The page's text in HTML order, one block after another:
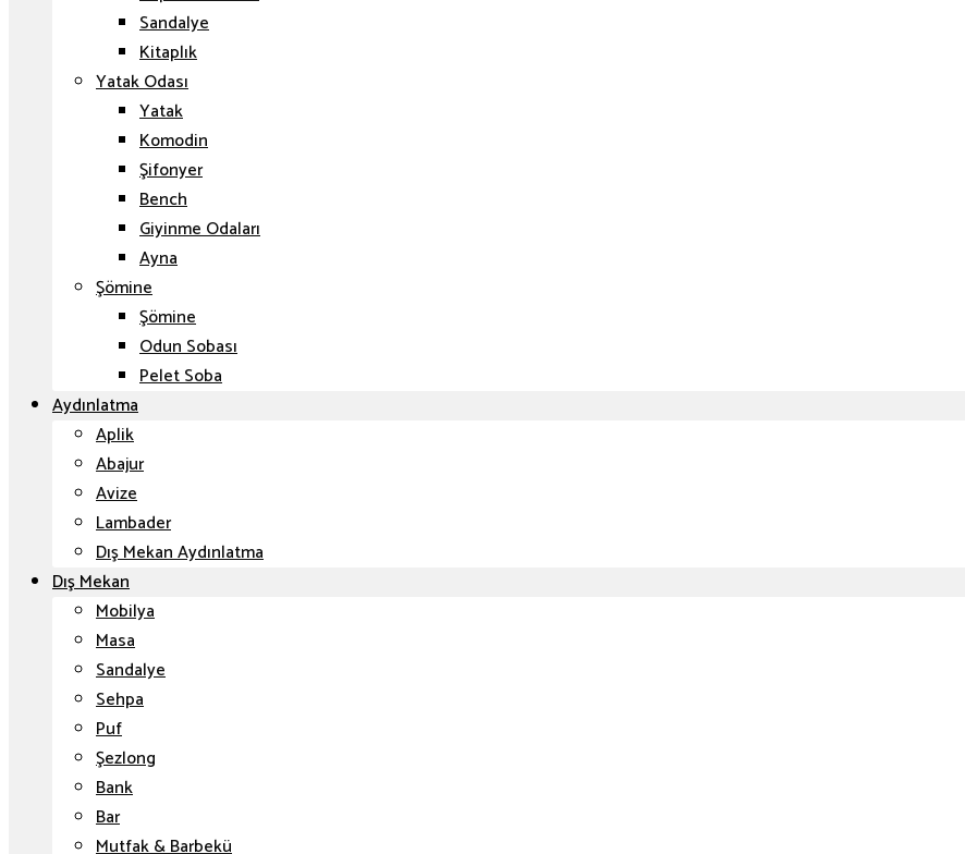
Sandalye
Kitaplık
Yatak Odası
Yatak
Komodin
Şifonyer
Bench
Giyinme Odaları
Ayna
Şömine
Şömine
Odun Sobası
Pelet Soba
Aydınlatma
Aplik
Abajur
Avize
Lambader
Dış Mekan Aydınlatma
Dış Mekan
Mobilya
Masa
Sandalye
Sehpa
Puf
Şezlong
Bank
Bar
Mutfak & Barbekü